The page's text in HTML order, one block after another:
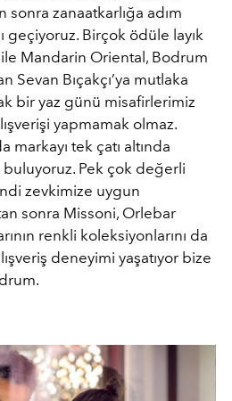
sonra zanaatkarlığa adım
geçiyoruz. Birçok ödüle layık
Mandarin Oriental, Bodrum
Sevan Bıçakçı’ya mutlaka
bir yaz günü misafirlerimiz
yapmamak olmaz.
markayı tek çatı altında
buluyoruz. Pek çok değerli
zevkimize uygun
sonra Missoni, Orlebar
renkli koleksiyonlarını da
deneyimi yaşatıyor bize